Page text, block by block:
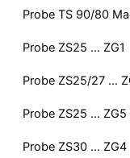
Probe TS 90/80
Probe ZS25 … ZG1
Probe ZS25/27 …
Probe ZS25 … ZG5
Probe ZS30 … ZG4